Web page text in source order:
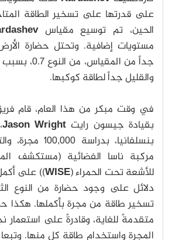
على قدرتها على تسخير الطاقة
الحين، تم توسيع مقياس Kardashev
مستويات إضافية. وتحتل حضارة
جداً من
والقليل جداً لطاقة كوكبها.
في وقت مبكر من هذا العام، قام
بقيادة جيسون رايت Jason Wright
بنسلفانيا،
مركبة ناسا الفضائية (مستكشف
للأشعة تحت الحمراء (WISE)) على
دلائل على وجود حضارة من النوع
تسخير طاقة من مجرة بأكملها. هكذا
متقدمةً للغاية، وقادرةً على
المجرة واستخدام طاقة كل منها. وتبعا